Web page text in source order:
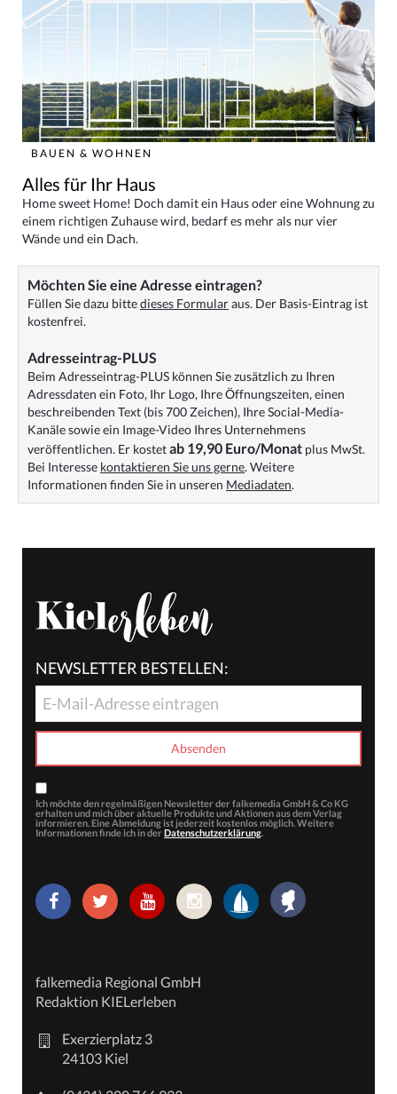
BAUEN & WOHNEN
Alles für Ihr Haus
Home sweet Home! Doch damit ein Haus oder eine Wohnung zu
einem richtigen Zuhause wird, bedarf es mehr als nur vier
Wände und ein Dach.
Möchten Sie eine Adresse eintragen?
Füllen Sie dazu bittedieses Formularaus. Der Basis-Eintrag ist
kostenfrei.
Adresseintrag-PLUS
Beim Adresseintrag-PLUS können Sie zusätzlich zu Ihren
Adressdaten ein Foto, Ihr Logo, Ihre Öffnungszeiten, einen
beschreibenden Text (bis 700 Zeichen), Ihre Social-Media-
Kanäle sowie ein Image-Video Ihres Unternehmens
veröffentlichen. Er kostetab 19,90 Euro/Monat plus MwSt.
Bei Interesse kontaktieren Sie uns gerne. Weitere
Informationen finden Sie in unseren Mediadaten.
NEWSLETTER BESTELLEN:
Ich möchte den regelmäßigen Newsletter der falkemedia GmbH & Co KG
erhalten und mich über aktuelle Produkte und Aktionen aus dem Verlag
informieren. Eine Abmeldung ist jederzeit kostenlos möglich. Weitere
Informationen finde ich in der Datenschutzerklärung.
falkemedia Regional GmbH
Redaktion KIELerleben
Exerzierplatz 3
24103 Kiel